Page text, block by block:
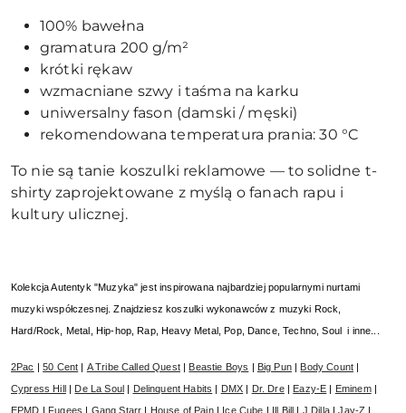
100% bawełna
gramatura 200 g/m²
krótki rękaw
wzmacniane szwy i taśma na karku
uniwersalny fason (damski / męski)
rekomendowana temperatura prania: 30 °C
To nie są tanie koszulki reklamowe — to solidne t-
shirty zaprojektowane z myślą o fanach rapu i
kultury ulicznej.
Kolekcja Autentyk "Muzyka" jest inspirowana najbardziej popularnymi nurtami
muzyki współczesnej. Znajdziesz koszulki wykonawców z muzyki Rock,
Hard/Rock, Metal, Hip-hop, Rap, Heavy Metal, Pop, Dance, Techno, Soul i inne...
2Pac |50 Cent A Tribe Called Quest| Beastie Boys Big Pun| Body Count
Cypress Hill
De La Soul Delinquent Habits DMX Dr. Dre| Eazy-E Eminem|
EPMD
Fugees Gang Starr House of Pain| Ice Cube Ill Bill J Dilla|Jay-Z